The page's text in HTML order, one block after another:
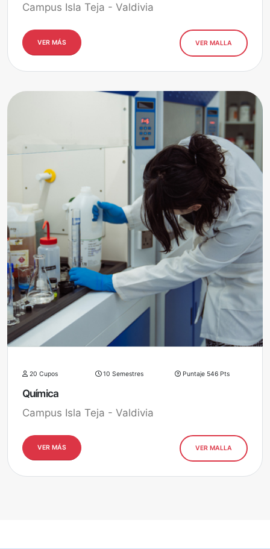
Campus Isla Teja - Valdivia
VER MÁS VER MALLA
20 Cupos 10 Semestres Puntaje 546 Pts
Química
Campus Isla Teja - Valdivia
VER MÁS VER MALLA